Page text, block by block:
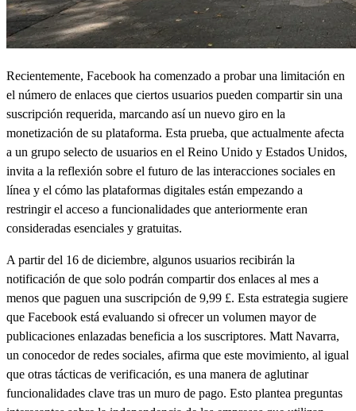
Recientemente, Facebook ha comenzado a probar una limitación en
el número de enlaces que ciertos usuarios pueden compartir sin una
suscripción requerida, marcando así un nuevo giro en la
monetización de su plataforma. Esta prueba, que actualmente afecta
a un grupo selecto de usuarios en el Reino Unido y Estados Unidos,
invita a la reflexión sobre el futuro de las interacciones sociales en
línea y el cómo las plataformas digitales están empezando a
restringir el acceso a funcionalidades que anteriormente eran
consideradas esenciales y gratuitas.
A partir del 16 de diciembre, algunos usuarios recibirán la
notificación de que solo podrán compartir dos enlaces al mes a
menos que paguen una suscripción de 9,99 £. Esta estrategia sugiere
que Facebook está evaluando si ofrecer un volumen mayor de
publicaciones enlazadas beneficia a los suscriptores. Matt Navarra,
un conocedor de redes sociales, afirma que este movimiento, al igual
que otras tácticas de verificación, es una manera de aglutinar
funcionalidades clave tras un muro de pago. Esto plantea preguntas